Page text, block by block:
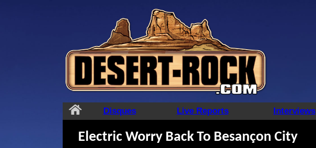
Disques Live Reports Interviews
Electric Worry Back To Besançon City